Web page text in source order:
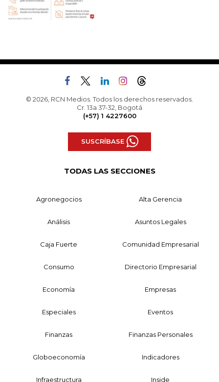
© 2026, RCN Medios. Todos los derechos reservados.
Cr. 13a 37-32, Bogotá
(+57) 1 4227600
SUSCRÍBASE
TODAS LAS SECCIONES
Agronegocios Alta Gerencia
Análisis Asuntos Legales
Caja Fuerte Comunidad Empresarial
Consumo Directorio Empresarial
Economía Empresas
Especiales Eventos
Finanzas Finanzas Personales
Globoeconomía Indicadores
Infraestructura Inside